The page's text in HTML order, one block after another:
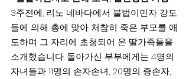
3주전에, 리노 네바다에서 불법이민자 강도
들에 의해 총에 맞아 처참히 죽은 부모를 애
도하며 그 자리에 초청되어 온 딸가족들을
소개했습니다. 돌아가신 부부에게는 4명의
자녀들과 11명의 손자손녀, 20명의 증손자,